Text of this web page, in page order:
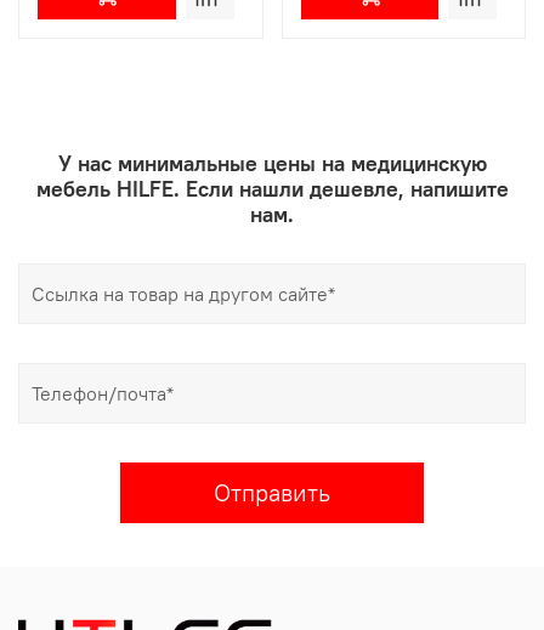
У нас минимальные цены на медицинскую
мебель HILFE. Если нашли дешевле, напишите
нам.
Отправить